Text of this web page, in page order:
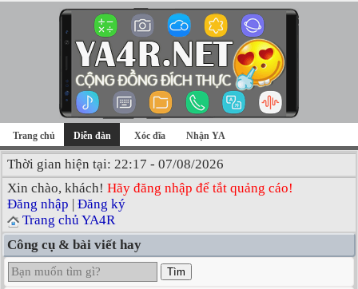
Trang chủ Diễn đàn Xóc đĩa Nhận YA
Thời gian hiện tại: 22:17 - 07/08/2026
Xin chào, khách! Hãy đăng nhập để tắt quảng cáo!
Đăng nhập | Đăng ký
Trang chủ YA4R
Công cụ & bài viết hay
Tìm